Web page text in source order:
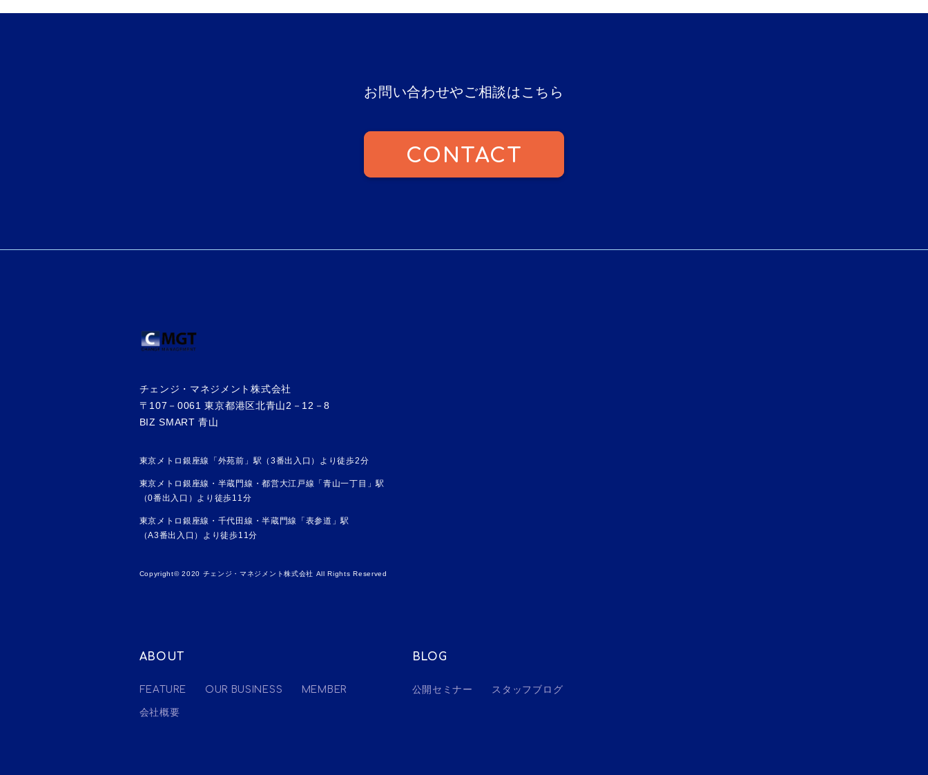
お問い合わせやご相談はこちら
CONTACT
チェンジ・マネジメント株式会社
〒107－0061 東京都港区北青山2－12－8
BIZ SMART 青山
東京メトロ銀座線「外苑前」駅（3番出入口）より徒歩2分
東京メトロ銀座線・半蔵門線・都営大江戸線「青山一丁目」駅
（0番出入口）より徒歩11分
東京メトロ銀座線・千代田線・半蔵門線「表参道」駅
（A3番出入口）より徒歩11分
Copyright© 2020 チェンジ・マネジメント株式会社 All Rights Reserved
ABOUT
FEATURE OUR BUSINESS MEMBER
会社概要
BLOG
公開セミナー スタッフブログ